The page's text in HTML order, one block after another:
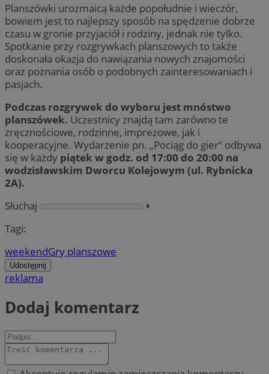
Planszówki urozmaicą każde popołudnie i wieczór,
bowiem jest to najlepszy sposób na spędzenie dobrze
czasu w gronie przyjaciół i rodziny, jednak nie tylko.
Spotkanie przy rozgrywkach planszowych to także
doskonała okazja do nawiązania nowych znajomości
oraz poznania osób o podobnych zainteresowaniach i
pasjach.
Podczas rozgrywek do wyboru jest mnóstwo
planszówek. Uczestnicy znajdą tam zarówno te
zręcznościowe, rodzinne, imprezowe, jak i
kooperacyjne. Wydarzenie pn. „Pociąg do gier” odbywa
się w każdy piątek w godz. od 17:00 do 20:00 na
wodzisławskim Dworcu Kolejowym (ul. Rybnicka
2A).
Słuchaj
⏵︎
Tagi:
weekendGry planszowe
Udostępnij
reklama
Dodaj komentarz